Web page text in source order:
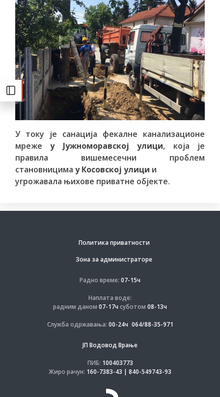
У току је санација фекалне канализационе
мрежеу Јужноморавској улици, која је
правила вишемесечни проблем
становницима у Косовској улици и
угрожавала њихове приватне објекте.
Политика приватности
Зона за администраторе
Радно време: 07-15ч
Наплата воде:
радним даном 07-17ч суботом 08-13ч
Служба одржавања: 00-24ч 064/88-35-971
ЈП Водовод Врање
ПИБ: 100403773
Жиро рачун: 160-7383-43 | 840-549743-93